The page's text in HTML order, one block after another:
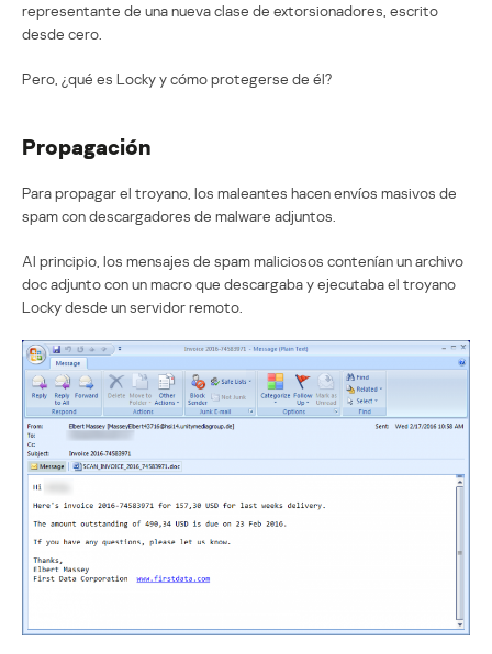
representante de una nueva clase de extorsionadores, escrito
desde cero.
Pero, ¿qué es Locky y cómo protegerse de él?
Propagación
Para propagar el troyano, los maleantes hacen envíos masivos de
spam con descargadores de malware adjuntos.
Al principio, los mensajes de spam maliciosos contenían un archivo
doc adjunto con un macro que descargaba y ejecutaba el troyano
Locky desde un servidor remoto.